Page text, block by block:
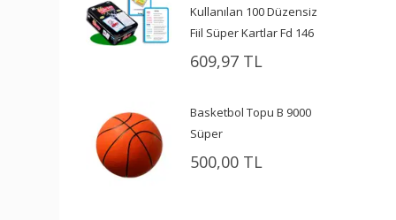
Kullanılan 100 Düzensiz
Fiil Süper Kartlar Fd 146
609,97 TL
Basketbol Topu B 9000
Süper
500,00 TL